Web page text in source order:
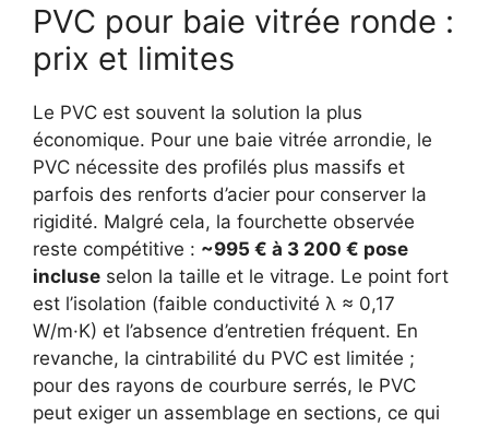
PVC pour baie vitrée ronde :
prix et limites
Le PVC est souvent la solution la plus
économique. Pour une baie vitrée arrondie, le
PVC nécessite des profilés plus massifs et
parfois des renforts d’acier pour conserver la
rigidité. Malgré cela, la fourchette observée
reste compétitive : ~995 € à 3 200 € pose
incluse selon la taille et le vitrage. Le point fort
est l’isolation (faible conductivité λ ≈ 0,17
W/m·K) et l’absence d’entretien fréquent. En
revanche, la cintrabilité du PVC est limitée ;
pour des rayons de courbure serrés, le PVC
peut exiger un assemblage en sections, ce qui